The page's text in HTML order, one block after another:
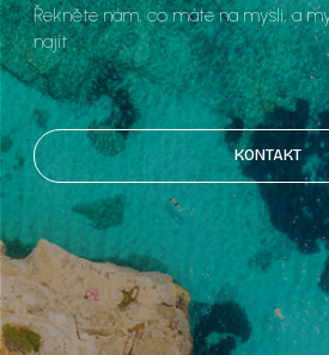
Řekněte nám, co máte na mysli, a
najít.
KONTAKT